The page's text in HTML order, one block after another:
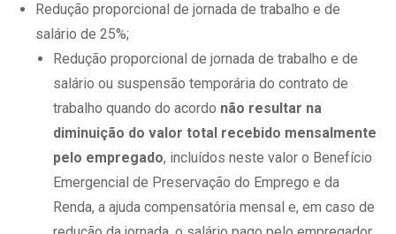
Redução proporcional de jornada de trabalho e de
salário de 25%;
Redução proporcional de jornada de trabalho e de
salário ou suspensão temporária do contrato de
trabalho quando do acordo não resultar na
diminuição do valor total recebido mensalmente
pelo empregado, incluídos neste valor o Benefício
Emergencial de Preservação do Emprego e da
Renda, a ajuda compensatória mensal e, em caso de